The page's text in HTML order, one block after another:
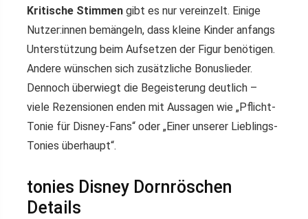
Kritische Stimmen gibt es nur vereinzelt. Einige
Nutzer:innen bemängeln, dass kleine Kinder anfangs
Unterstützung beim Aufsetzen der Figur benötigen.
Andere wünschen sich zusätzliche Bonuslieder.
Dennoch überwiegt die Begeisterung deutlich –
viele Rezensionen enden mit Aussagen wie „Pflicht-
Tonie für Disney-Fans“ oder „Einer unserer Lieblings-
Tonies überhaupt“.
tonies Disney Dornröschen
Details